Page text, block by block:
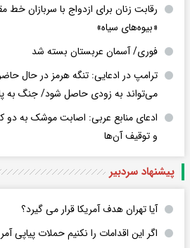
رقابت زنان برای ازدواج با سربازان
«بیوه‌های سیاه»
فوری/ آسمان عربستان بسته شد
ترامپ در ادعایی: تنگه هرمز در حال
می‌تواند به‌ زودی حاصل شود/ جنگ به
ادعای منابع عربی: اصابت موشک به دو
و توقیف آن‌ها
پیشنهاد سردبیر
آیا تهران هدف آمریکا قرار می گیرد؟
اگر این اقدامات را نکنیم حملات پیاپی